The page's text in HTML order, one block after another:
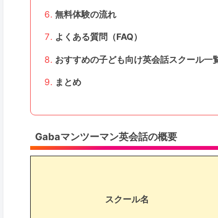
無料体験の流れ
よくある質問（FAQ）
おすすめの子ども向け英会話スクール一
まとめ
Gabaマンツーマン英会話の概要
スクール名